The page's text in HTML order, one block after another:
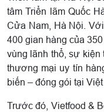
tâm Triển lãm Quốc
Cửa Nam, Hà Nội.
400 gian hàng của
vùng lãnh thổ, sự kiện
thương mại uy tín
biến – đóng gói tại Việt
Trước đó, Vietfood &